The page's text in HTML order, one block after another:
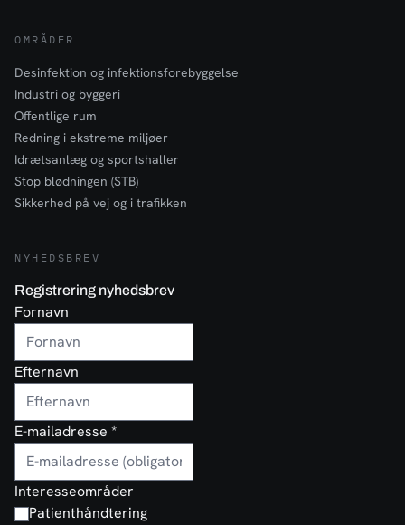
OMRÅDER
Desinfektion og infektionsforebyggelse
Industri og byggeri
Offentlige rum
Redning i ekstreme miljøer
Idrætsanlæg og sportshaller
Stop blødningen (STB)
Sikkerhed på vej og i trafikken
NYHEDSBREV
Registrering nyhedsbrev
Fornavn
Efternavn
E-mailadresse *
Interesseområder
Patienthåndtering